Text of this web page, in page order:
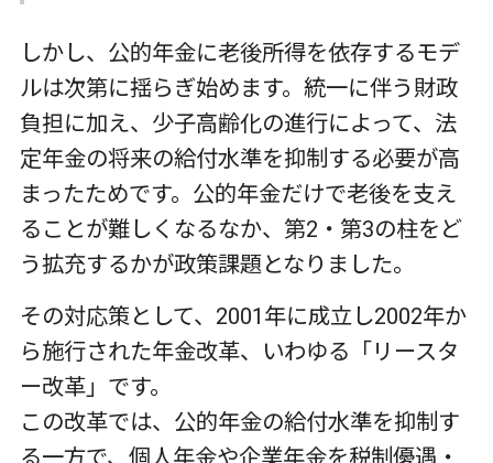
しかし、公的年金に老後所得を依存するモデ
ルは次第に揺らぎ始めます。統一に伴う財政
負担に加え、少子高齢化の進行によって、法
定年金の将来の給付水準を抑制する必要が高
まったためです。公的年金だけで老後を支え
ることが難しくなるなか、第2 ・第3の柱をど
う拡充するかが政策課題となりました。
その対応策として、 2001 年に成立し2002年か
ら施行された年金改革、いわゆる「リースタ
ー改革」です。
この改革では、公的年金の給付水準を抑制す